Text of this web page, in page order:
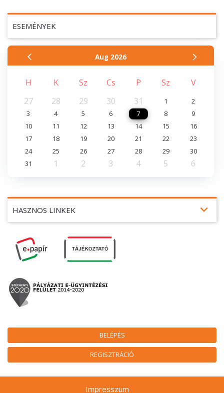
BELÉPÉS
REGISZTRÁCIÓ
HASZNOS LINKEK expand_more
ESEMÉNYEK
Aug 2026
H K Sz Cs P Sz
V
27
28 29 30 31 1
2
3
4 5 6 7 8
9
10
11 12 13 14 15
16
17
18 19 20 21 22
23
24
25 26 27 28 29
30
31
1 2 3 4 5 6
Impresszum